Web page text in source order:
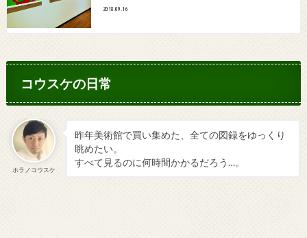
2018.09.16
コウスケの日常
ホラノコウスケ
昨年美術館で買い集めた、全ての図録をゆっくり
眺めたい。
すべて見るのに何時間かかるだろう…。